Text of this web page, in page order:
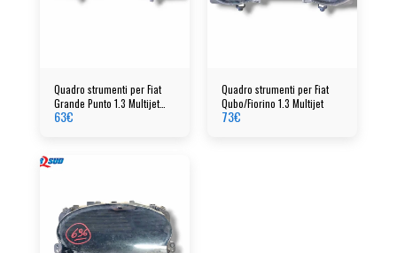
Quadro strumenti per Fiat
Grande Punto 1.3 Multijet
cod: 51718552
63€
Quadro strumenti per Fiat
Qubo/Fiorino 1.3 Multijet
73€